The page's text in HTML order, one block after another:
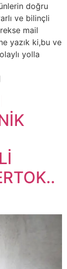
doğru
ve bilinçli
mail
yazık ki,bu ve
yolla